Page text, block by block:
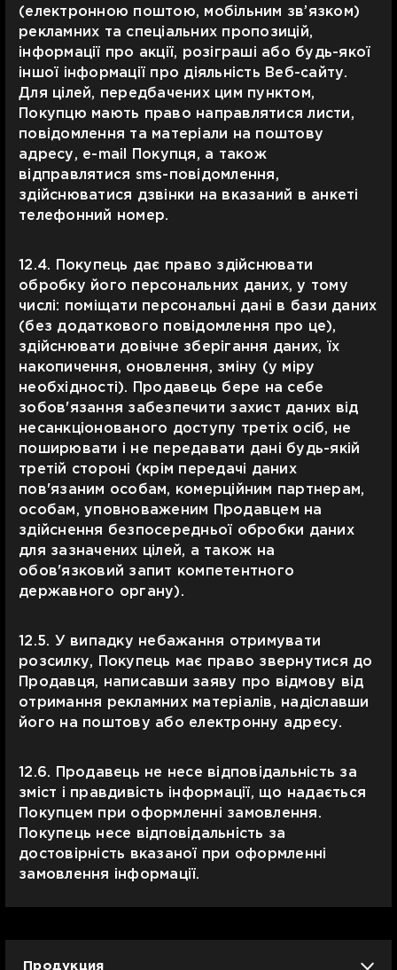
(електронною поштою, мобільним зв’язком)
рекламних та спеціальних пропозицій,
інформації про акції, розіграші або будь-якої
іншої інформації про діяльність Веб-сайту.
Для цілей, передбачених цим пунктом,
Покупцю мають право направлятися листи,
повідомлення та матеріали на поштову
адресу, e-mail Покупця, а також
відправлятися sms-повідомлення,
здійснюватися дзвінки на вказаний в анкеті
телефонний номер.
12.4. Покупець дає право здійснювати
обробку його персональних даних, у тому
числі: поміщати персональні дані в бази даних
(без додаткового повідомлення про це),
здійснювати довічне зберігання даних, їх
накопичення, оновлення, зміну (у міру
необхідності). Продавець бере на себе
зобов'язання забезпечити захист даних від
несанкціонованого доступу третіх осіб, не
поширювати і не передавати дані будь-якій
третій стороні (крім передачі даних
пов'язаним особам, комерційним партнерам,
особам, уповноваженим Продавцем на
здійснення безпосередньої обробки даних
для зазначених цілей, а також на
обов'язковий запит компетентного
державного органу).
12.5. У випадку небажання отримувати
розсилку, Покупець має право звернутися до
Продавця, написавши заяву про відмову від
отримання рекламних матеріалів, надіславши
його на поштову або електронну адресу.
12.6. Продавець не несе відповідальність за
зміст і правдивість інформації, що надається
Покупцем при оформленні замовлення.
Покупець несе відповідальність за
достовірність вказаної при оформленні
замовлення інформації.
Продукция